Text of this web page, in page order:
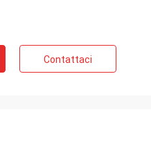
Contattaci